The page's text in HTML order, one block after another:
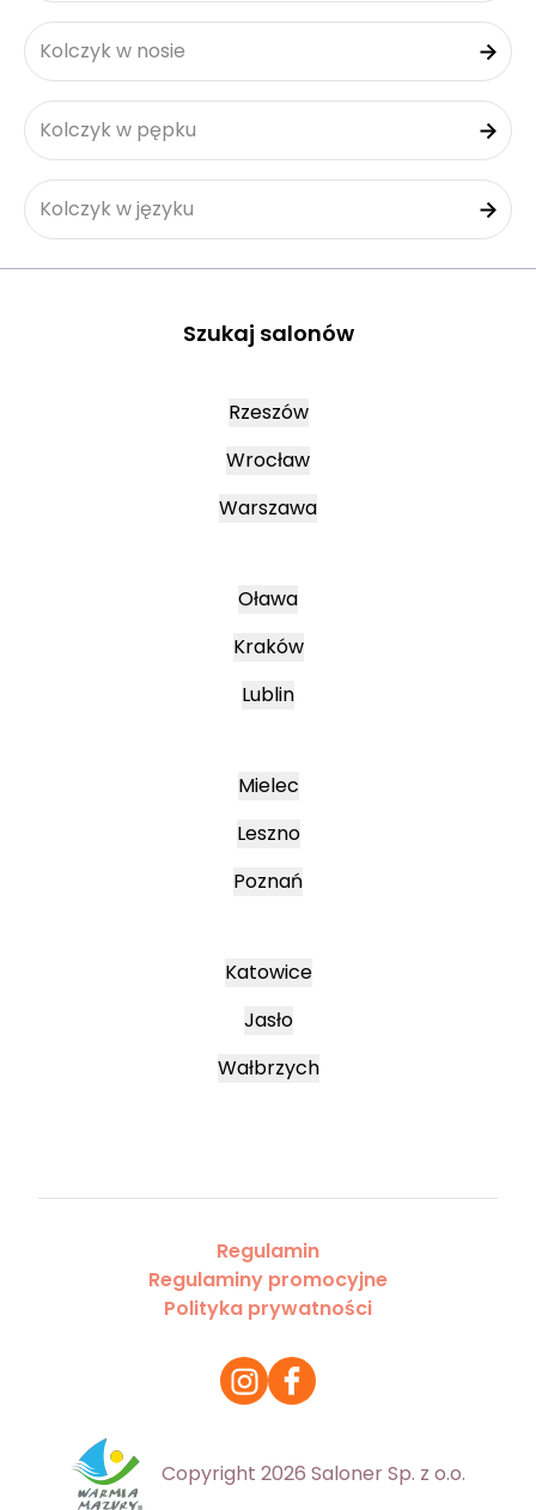
Kolczyk w nosie
Kolczyk w pępku
Kolczyk w języku
Szukaj salonów
Rzeszów
Wrocław
Warszawa
Oława
Kraków
Lublin
Mielec
Leszno
Poznań
Katowice
Jasło
Wałbrzych
Regulamin
Regulaminy promocyjne
Polityka prywatności
Copyright 2026 Saloner Sp. z o.o.